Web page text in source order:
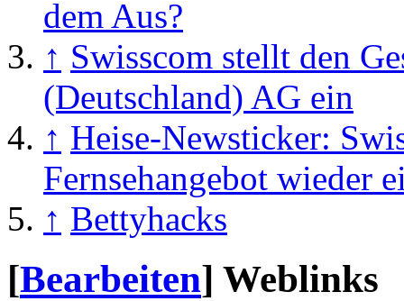
dem Aus?
↑ Swisscom stellt den
(Deutschland) AG ein
↑ Heise-Newsticker:
Fernsehangebot wieder
↑ Bettyhacks
[Bearbeiten] Weblinks